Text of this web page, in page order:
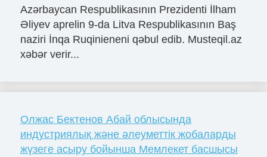
Azərbaycan Respublikasının Prezidenti İlham
Əliyev aprelin 9-da Litva Respublikasının Baş
naziri İnqa Ruqinieneni qəbul edib. Musteqil.az
xəbər verir...
Олжас Бектенов Абай облысында
индустриялық және әлеуметтік жобаларды
жүзеге асыру бойынша Мемлекет басшысы